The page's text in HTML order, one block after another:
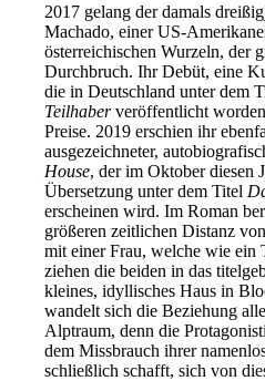
2017 gelang der damals
Machado, einer US-
österreichischen Wurzeln, der
Durchbruch. Ihr Debüt, eine
die in Deutschland unter dem
Teilhaberveröffentlicht
Preise. 2019 erschien ihr
ausgezeichneter,
House, der im Oktober diesen
Übersetzung unter dem Titel
erscheinen wird. Im Roman
größeren zeitlichen Distanz
mit einer Frau, welche wie ein
ziehen die beiden in das
kleines, idyllisches Haus in
wandelt sich die Beziehung
Alptraum, denn die
dem Missbrauch ihrer
schließlich schafft, sich von